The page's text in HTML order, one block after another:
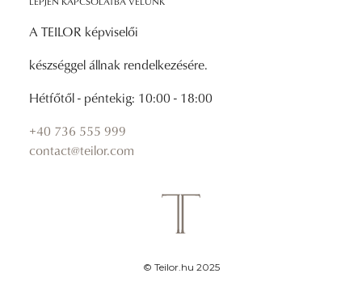
A TEILOR képviselői
készséggel állnak rendelkezésére.
Hétfőtől - péntekig: 10:00 - 18:00
+40 736 555 999
contact@teilor.com
© Teilor.hu 2025